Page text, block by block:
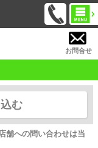
お問合せ
む
舗への問い合わせは当